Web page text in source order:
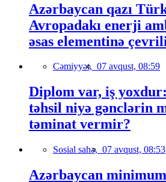
Azərbaycan qazı
Avropadakı enerji
əsas elementinə
Cəmiyyət, 07 avqust, 08:59
Diplom var, iş
təhsil niyə gənclərin
təminat vermir?
Sosial sahə, 07 avqust, 08:53
Azərbaycan